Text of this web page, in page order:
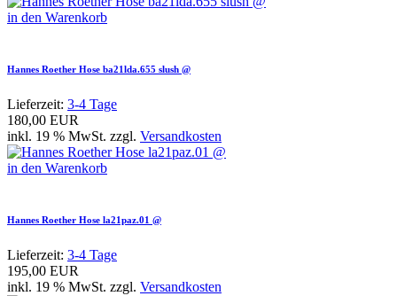
in den Warenkorb
Hannes Roether Hose ba21lda.655 slush @
Lieferzeit: 3-4 Tage
180,00 EUR
inkl. 19 % MwSt. zzgl. Versandkosten
in den Warenkorb
Hannes Roether Hose la21paz.01 @
Lieferzeit: 3-4 Tage
195,00 EUR
inkl. 19 % MwSt. zzgl. Versandkosten